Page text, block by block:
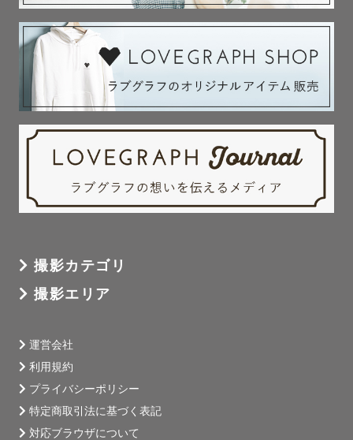
そんな方のためにzoomでの打ち合わせをお勧めしていま
す。
zoomでの打ち合わせは約1時間ほどのお時間をいただいて
います。
もちろん文面でのやり取りも可能です。
絡いただければと思います。
🌟初めましてのゲストへ🌟
たことがないので不安に感じることがあると思いますが、
①撮影テーマ
②ご希望日時
③ご希望場所
を記載してご連絡ください。
撮影カテゴリ
撮影エリア
運営会社
利用規約
プライバシーポリシー
特定商取引法に基づく表記
対応ブラウザについて